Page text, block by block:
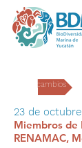
Intercambios
23 de
Miembros de
RENAMAC,